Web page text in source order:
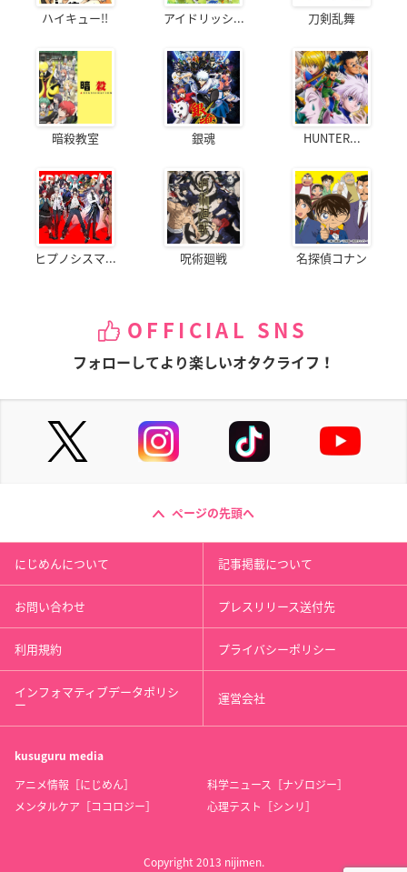
ハイキュー!! アイドリッシ... 刀剣乱舞
暗殺教室 銀魂 HUNTER...
ヒプノシスマ... 呪術廻戦 名探偵コナン
OFFICIAL SNS
フォローしてより楽しいオタクライフ！
ページの先頭へ
にじめんについて 記事掲載について
お問い合わせ プレスリリース送付先
利用規約 プライバシーポリシー
インフォマティブデータポリシ
ー 運営会社
kusuguru media
アニメ情報［にじめん］
科学ニュース［ナゾロジー］
メンタルケア［ココロジー］
心理テスト［シンリ］
Copyright 2013 nijimen.